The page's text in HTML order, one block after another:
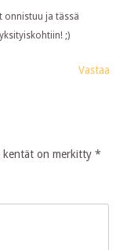
onnistuu ja tässä
;)
Vastaa
kentät on merkitty*